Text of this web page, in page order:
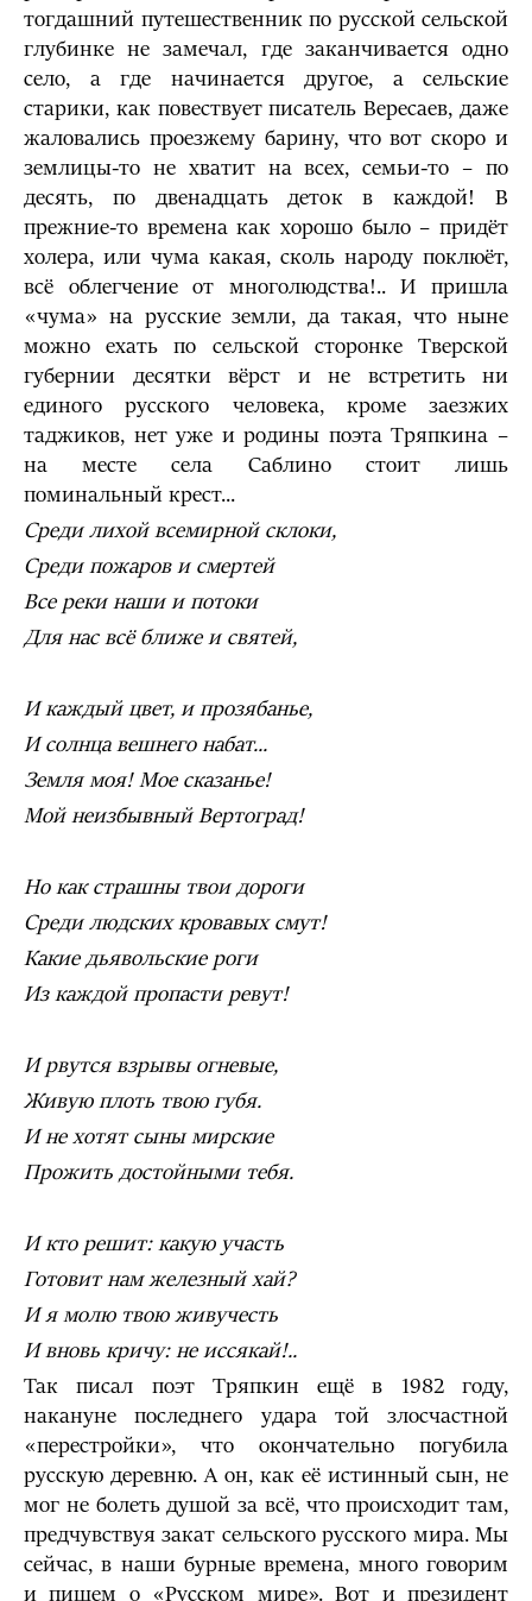
тогдашний путешественник по русской сельской
глубинке не замечал, где заканчивается одно
село, а где начинается другое, а сельские
старики, как повествует писатель Вересаев, даже
жаловались проезжему барину, что вот скоро и
землицы-то не хватит на всех, семьи-то – по
десять, по двенадцать деток в каждой! В
прежние-то времена как хорошо было – придёт
холера, или чума какая, сколь народу поклюёт,
всё облегчение от многолюдства!.. И пришла
«чума» на русские земли, да такая, что ныне
можно ехать по сельской сторонке Тверской
губернии десятки вёрст и не встретить ни
единого русского человека, кроме заезжих
таджиков, нет уже и родины поэта Тряпкина –
на месте села Саблино стоит лишь
поминальный крест...
Среди лихой всемирной склоки,
Среди пожаров и смертей
Все реки наши и потоки
Для нас всё ближе и святей,
И каждый цвет, и прозябанье,
И солнца вешнего набат...
Земля моя! Мое сказанье!
Мой неизбывный Вертоград!
Но как страшны твои дороги
Среди людских кровавых смут!
Какие дьявольские роги
Из каждой пропасти ревут!
И рвутся взрывы огневые,
Живую плоть твою губя.
И не хотят сыны мирские
Прожить достойными тебя.
И кто решит: какую участь
Готовит нам железный хай?
И я молю твою живучесть
И вновь кричу: не иссякай!..
Так писал поэт Тряпкин ещё в 1982 году,
накануне последнего удара той злосчастной
«перестройки», что окончательно погубила
русскую деревню. А он, как её истинный сын, не
мог не болеть душой за всё, что происходит там,
предчувствуя закат сельского русского мира. Мы
сейчас, в наши бурные времена, много говорим
и пишем о «Русском мире». Вот и президент